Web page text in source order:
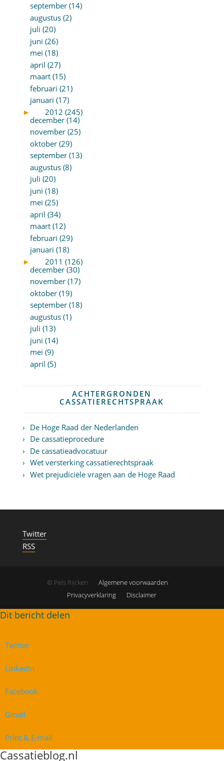
september (14)
augustus (2)
juli (20)
juni (26)
mei (18)
april (27)
maart (15)
februari (21)
januari (17)
►
2012 (245)
december (14)
november (25)
oktober (29)
september (13)
augustus (8)
juli (20)
juni (18)
mei (25)
april (34)
maart (12)
februari (29)
januari (18)
►
2011 (126)
december (30)
november (17)
oktober (19)
september (18)
augustus (1)
juli (13)
juni (14)
mei (9)
april (5)
ACHTERGRONDEN
CASSATIERECHTSPRAAK
De Hoge Raad der Nederlanden
De cassatieprocedure
De cassatieadvocatuur
Wet versterking cassatierechtspraak
Wet prejudiciële vragen aan de Hoge Raad
Twitter
RSS
© Pels Rijcken
Algemene voorwaarden
Privacyverklaring
Disclaimer
Twitter
LinkedIn
Facebook
Gmail
Print & E-mail
Cassatieblog.nl